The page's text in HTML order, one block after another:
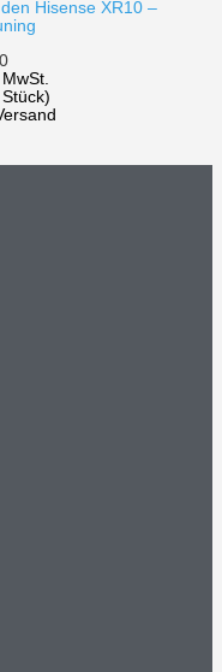
Hisense XR10 –